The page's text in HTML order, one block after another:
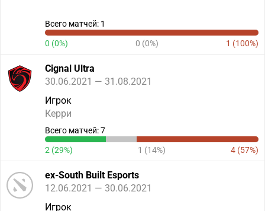
Всего матчей: 1
0 (0%) 0 (0%) 1 (100%)
Cignal Ultra
30.06.2021 — 31.08.2021
Игрок
Керри
Всего матчей: 7
2 (29%) 1 (14%) 4 (57%)
ex-South Built Esports
12.06.2021 — 30.06.2021
Игрок